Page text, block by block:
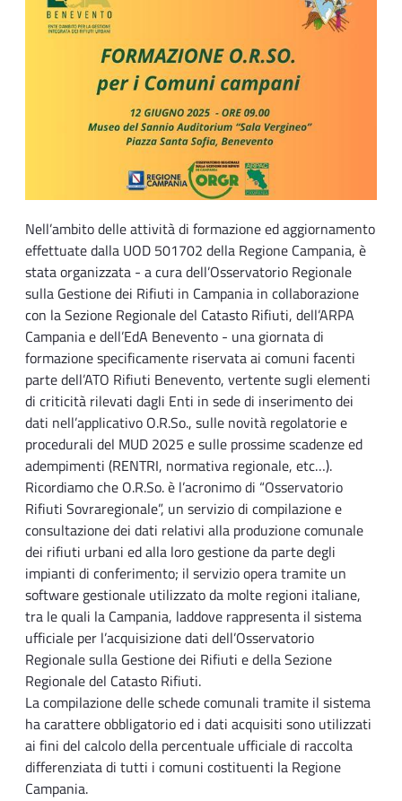
Nell’ambito delle attività di formazione ed aggiornamento
effettuate dalla UOD 501702 della Regione Campania, è
stata organizzata - a cura dell’Osservatorio Regionale
sulla Gestione dei Rifiuti in Campania in collaborazione
con la Sezione Regionale del Catasto Rifiuti, dell’ARPA
Campania e dell’EdA Benevento - una giornata di
formazione specificamente riservata ai comuni facenti
parte dell’ATO Rifiuti Benevento, vertente sugli elementi
di criticità rilevati dagli Enti in sede di inserimento dei
dati nell’applicativo O.R.So., sulle novità regolatorie e
procedurali del MUD 2025 e sulle prossime scadenze ed
adempimenti (RENTRI, normativa regionale, etc…).
Ricordiamo che O.R.So. è l’acronimo di “Osservatorio
Rifiuti Sovraregionale”, un servizio di compilazione e
consultazione dei dati relativi alla produzione comunale
dei rifiuti urbani ed alla loro gestione da parte degli
impianti di conferimento; il servizio opera tramite un
software gestionale utilizzato da molte regioni italiane,
tra le quali la Campania, laddove rappresenta il sistema
ufficiale per l’acquisizione dati dell’Osservatorio
Regionale sulla Gestione dei Rifiuti e della Sezione
Regionale del Catasto Rifiuti.
La compilazione delle schede comunali tramite il sistema
ha carattere obbligatorio ed i dati acquisiti sono utilizzati
ai fini del calcolo della percentuale ufficiale di raccolta
differenziata di tutti i comuni costituenti la Regione
Campania.